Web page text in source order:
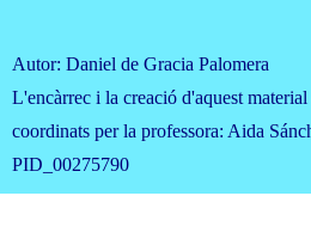
Autor: Daniel de Gracia Palomera
L'encàrrec i la creació d'aquest
coordinats per la professora: Aida
PID_00275790